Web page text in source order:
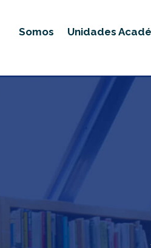
Somos Unidades